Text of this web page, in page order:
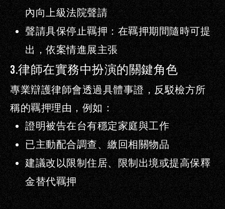
內向上級法院聲請
聲請具保停止羈押：在羈押期間隨時可提
出，依案情進展主張
3.律師在實務中扮演的關鍵角色
專業辯護律師會透過具體事證，反駁檢方所
稱的羈押理由，例如：
證明被告在台有穩定家庭與工作
已主動配合調查、繳回相關物品
建議改以限制住居、限制出境或提高保釋
金替代羈押